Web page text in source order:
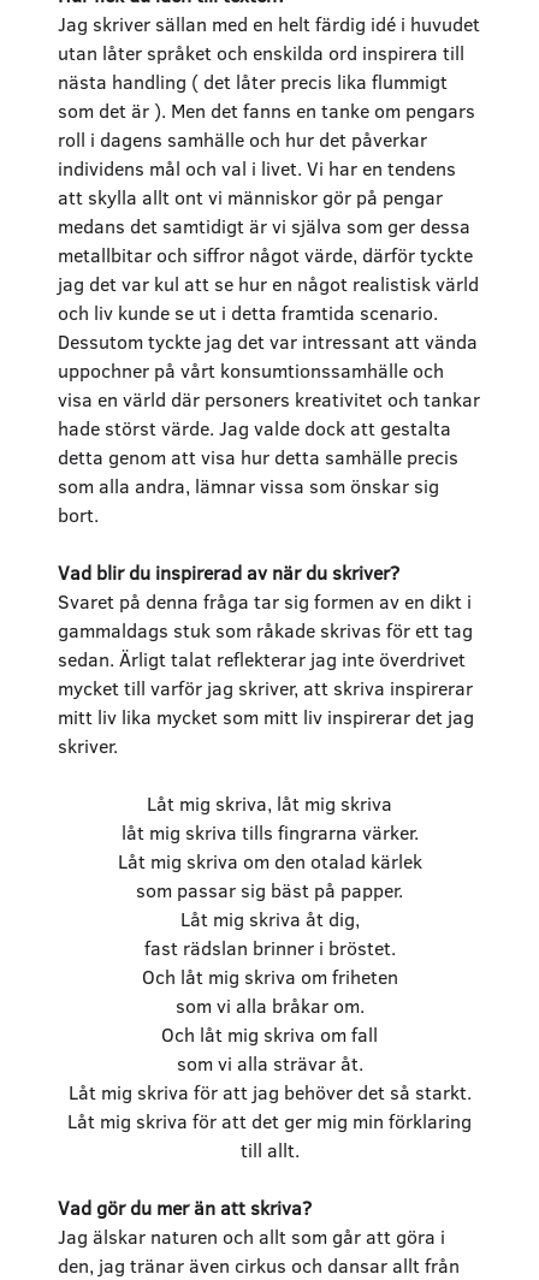
Jag skriver sällan med en helt färdig idé i huvudet
utan låter språket och enskilda ord inspirera till
nästa handling ( det låter precis lika flummigt
som det är ). Men det fanns en tanke om pengars
roll i dagens samhälle och hur det påverkar
individens mål och val i livet. Vi har en tendens
att skylla allt ont vi människor gör på pengar
medans det samtidigt är vi själva som ger dessa
metallbitar och siffror något värde, därför tyckte
jag det var kul att se hur en något realistisk värld
och liv kunde se ut i detta framtida scenario.
Dessutom tyckte jag det var intressant att vända
uppochner på vårt konsumtionssamhälle och
visa en värld där personers kreativitet och tankar
hade störst värde. Jag valde dock att gestalta
detta genom att visa hur detta samhälle precis
som alla andra, lämnar vissa som önskar sig
bort.
Vad blir du inspirerad av när du skriver?
Svaret på denna fråga tar sig formen av en dikt i
gammaldags stuk som råkade skrivas för ett tag
sedan. Ärligt talat reflekterar jag inte överdrivet
mycket till varför jag skriver, att skriva inspirerar
mitt liv lika mycket som mitt liv inspirerar det jag
skriver.
Låt mig skriva, låt mig skriva
låt mig skriva tills fingrarna värker.
Låt mig skriva om den otalad kärlek
som passar sig bäst på papper.
Låt mig skriva åt dig,
fast rädslan brinner i bröstet.
Och låt mig skriva om friheten
som vi alla bråkar om.
Och låt mig skriva om fall
som vi alla strävar åt.
Låt mig skriva för att jag behöver det så starkt.
Låt mig skriva för att det ger mig min förklaring
till allt.
Vad gör du mer än att skriva?
Jag älskar naturen och allt som går att göra i
den, jag tränar även cirkus och dansar allt från